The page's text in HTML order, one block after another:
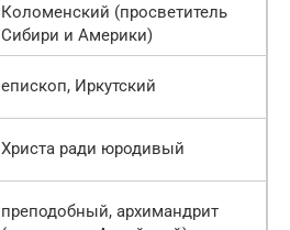
Коломенский (просветитель
Сибири и Америки)
епископ, Иркутский
Христа ради юродивый
преподобный, архимандрит